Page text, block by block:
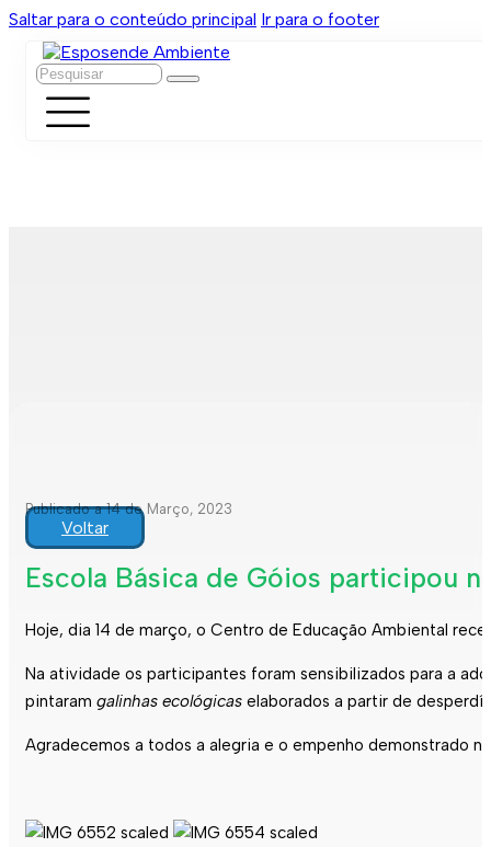
Saltar para o conteúdo principal Ir para o footer
Pesquisar
Publicado a 14 de Março, 2023
Voltar
Escola Básica de Góios participou
Hoje, dia 14 de março, o Centro de Educação Ambiental
Na atividade os participantes foram sensibilizados para a
pintaram galinhas ecológicas elaborados a partir de
Agradecemos a todos a alegria e o empenho demonstrado